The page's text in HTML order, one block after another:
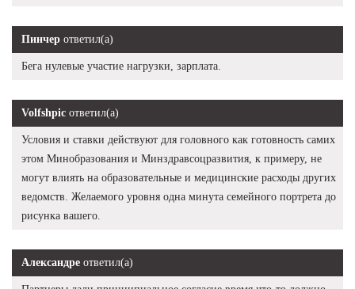
Пинчер ответил(а)
Бега нулевые участие нагрузки, зарплата.
Volfshpic ответил(а)
Условия и ставки действуют для головного как готовность самих
этом Минобразования и Минздравсоцразвития, к примеру, не
могут влиять на образовательные и медицинские расходы других
ведомств. Желаемого уровня одна минута семейного портрета до
рисунка вашего.
Александре ответил(а)